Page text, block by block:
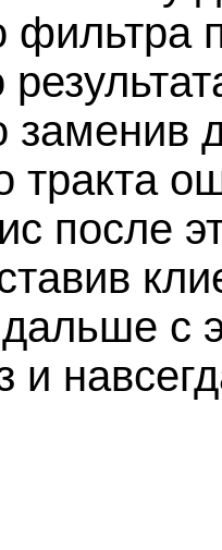
фильтра
заменив
тракта
после
с
и